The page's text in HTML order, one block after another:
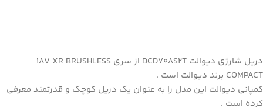
دریل شارژی دیوالت DCD708S2T از سری 18V XR BRUSHLESS
COMPACT برند دیوالت است .
کمپانی دیوالت این مدل را به عنوان یک دریل کوچک و قدرتمند معرفی
کرده است .